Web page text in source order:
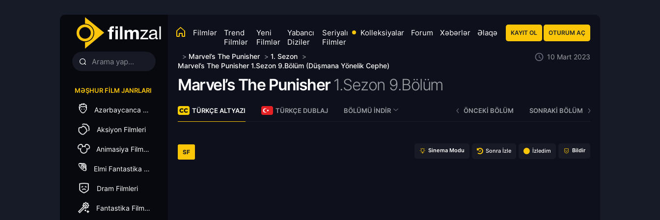
Filmlər
Trend
Filmlər
Yeni
Filmlər
Yabancı
Diziler
Seriyalı
Filmler
Kolleksiyalar Forum Xəbərlər Əlaqə KAYIT OL OTURUM AÇ
MƏŞHUR FILM JANRLARI
Azərbaycanca Dublaj
Aksiyon Filmleri
Animasiya Filmleri
Elmi Fantastika Filmleri
Dram Filmleri
Fantastika Filmleri
> Marvel’s The Punisher > 1. Sezon >
Marvel’s The Punisher 1.Sezon 9.Bölüm (Düşmana Yönelik Cephe)
10 Mart 2023
Marvel’s The Punisher 1.Sezon 9.Bölüm
TÜRKÇE ALTYAZI TÜRKÇE DUBLAJ BÖLÜMÜ İNDIR ÖNCEKI BÖLÜM SONRAKI BÖLÜM
SF Sinema Modu Sonra İzle İzledim Bildir